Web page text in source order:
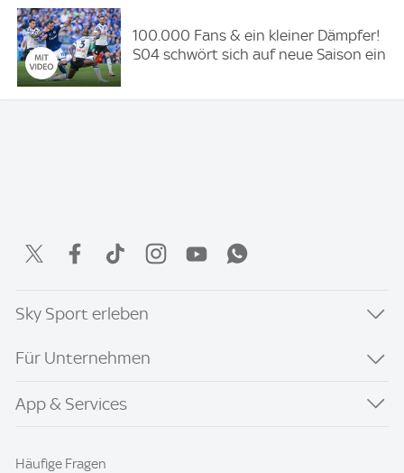
100.000 Fans & ein kleiner Dämpfer!
S04 schwört sich auf neue Saison ein
Sky Sport erleben
Für Unternehmen
App & Services
Häufige Fragen